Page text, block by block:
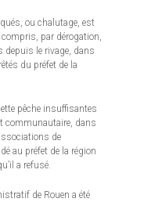
ou chalutage, est
par dérogation,
depuis le rivage, dans
du préfet de la
pêche insuffisantes
communautaire, dans
de
au préfet de la région
a refusé.
de Rouen a été